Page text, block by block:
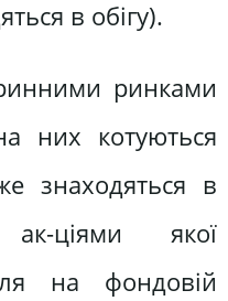
в обігу).
ринками
них котуються
знаходяться в
ціями якої
на фондовій